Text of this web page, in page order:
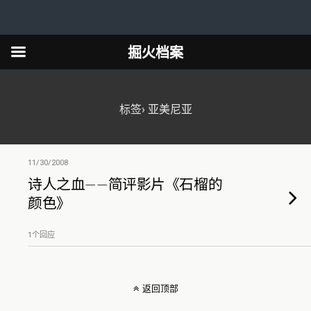
标签› 亚美尼亚
11/30/2008
诗人之血——简评影片《石榴的
颜色》
1个回应
返回顶部
掘火档案